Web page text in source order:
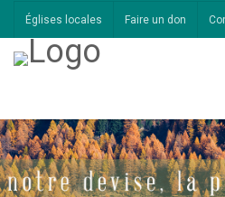
Églises locales Faire un don